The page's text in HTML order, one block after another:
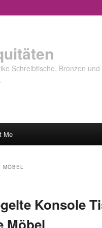
Schreibtische, Bronzen
Me
MÖBEL
Konsole